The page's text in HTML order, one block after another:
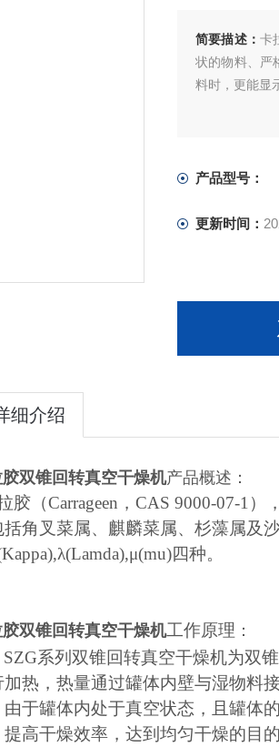
简要描述： 卡
状的物料、严
料时，更能显
产品型号：
更新时间：
细介绍
双锥回转真空干燥机产品概述：
胶（Carrageen，CAS 9000-07-1
括角叉菜属、麒麟菜属、杉藻属及
四种。
双锥回转真空干燥机工作原理 ：
SZG系列双锥回转真空干燥机为双
加热，热量通过罐体内壁与湿物料
由于罐体内处于真空状态，且罐体
提高干燥效率，达到均匀干燥的目的